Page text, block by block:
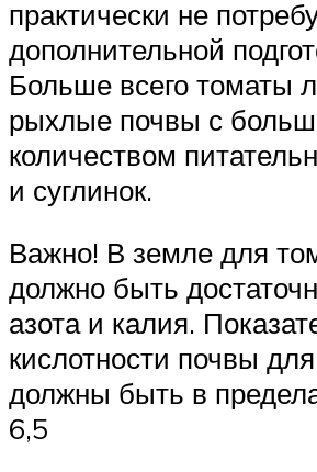
практически не
дополнительной
Больше всего томаты
рыхлые почвы с
количеством
и суглинок.
Важно! В земле для
должно быть
азота и калия.
кислотности почвы
должны быть в
6,5